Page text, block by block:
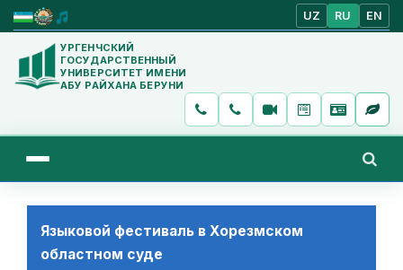
UZ RU EN
УРГЕНЧСКИЙ
ГОСУДАРСТВЕННЫЙ
УНИВЕРСИТЕТ ИМЕНИ
АБУ РАЙХАНА БЕРУНИ
Языковой фестиваль в Хорезмском
областном суде